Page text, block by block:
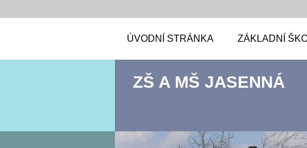
ÚVODNÍ STRÁNKA ZÁKLADNÍ
ZŠ A MŠ JASENNÁ